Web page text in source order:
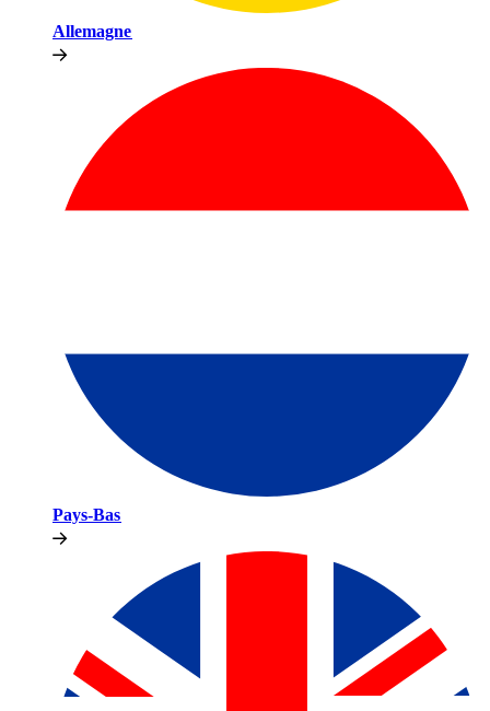
Allemagne​​
Pays-Bas​​